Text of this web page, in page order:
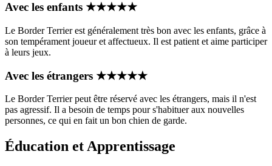
Avec les enfants ★★★★★
Le Border Terrier est généralement très bon avec les enfants, grâce à
son tempérament joueur et affectueux. Il est patient et aime participer
à leurs jeux.
Avec les étrangers ★★★★★
Le Border Terrier peut être réservé avec les étrangers, mais il n'est
pas agressif. Il a besoin de temps pour s'habituer aux nouvelles
personnes, ce qui en fait un bon chien de garde.
Éducation et Apprentissage